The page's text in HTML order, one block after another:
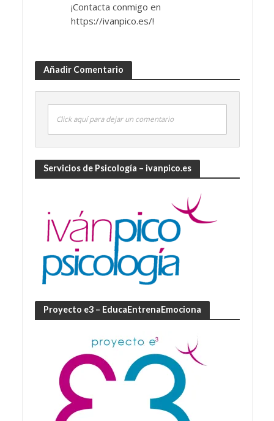
¡Contacta conmigo en
https://ivanpico.es/!
Añadir Comentario
Click aquí para dejar un comentario
Servicios de Psicología – ivanpico.es
Proyecto e3 – EducaEntrenaEmociona